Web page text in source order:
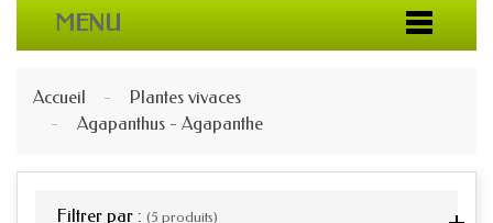
MENU
Accueil
Plantes vivaces
Agapanthus - Agapanthe
Filtrer par : (5 produits)